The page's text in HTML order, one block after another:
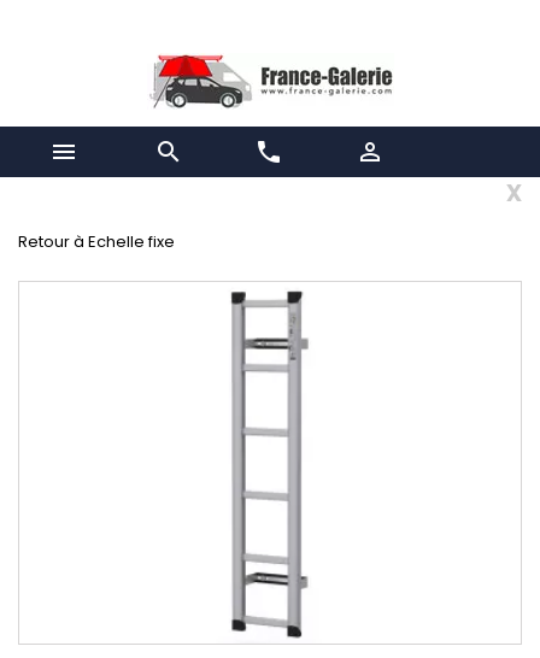
  phone 
x
Retour à Echelle fixe